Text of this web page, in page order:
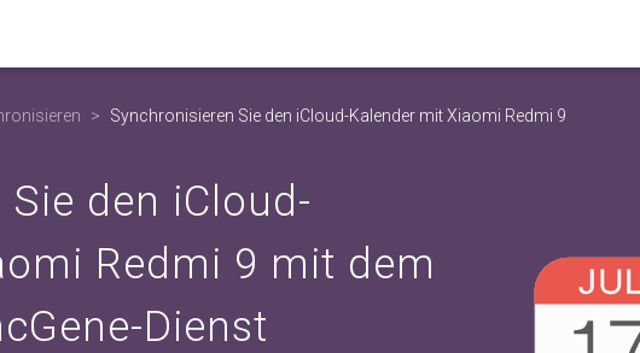
Synchronisieren Sie den iCloud-Kalender mit Xiaomi Redmi 9
den iCloud-
Redmi 9 mit dem
Dienst